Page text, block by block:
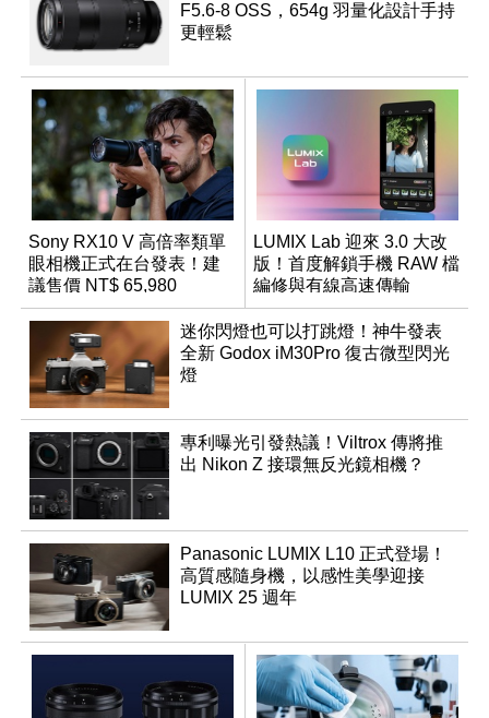
F5.6-8 OSS，654g 羽量化設計手持
更輕鬆
Sony RX10 V 高倍率類單
眼相機正式在台發表！建
議售價 NT$ 65,980
LUMIX Lab 迎來 3.0 大改
版！首度解鎖手機 RAW 檔
編修與有線高速傳輸
迷你閃燈也可以打跳燈！神牛發表
全新 Godox iM30Pro 復古微型閃光
燈
專利曝光引發熱議！Viltrox 傳將推
出 Nikon Z 接環無反光鏡相機？
Panasonic LUMIX L10 正式登場！
高質感隨身機，以感性美學迎接
LUMIX 25 週年